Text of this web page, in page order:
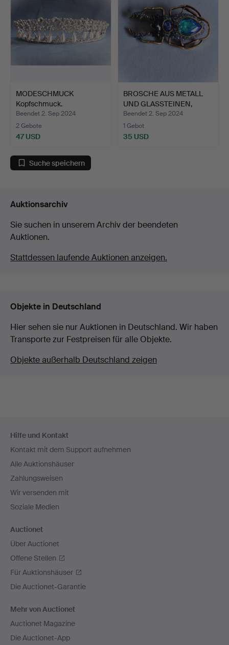
MODESCHMUCK
Kopfschmuck.
Beendet 2. Sep 2024
2 Gebote
47 USD
BROSCHE AUS METALL
UND GLASSTEINEN,
Käfer-…
Beendet 2. Sep 2024
1 Gebot
35 USD
Suche speichern
Auktionsarchiv
Sie suchen in unserem Archiv der beendeten
Auktionen.
Stattdessen laufende Auktionen anzeigen.
Objekte in Deutschland
Hier sehen sie nur Auktionen in Deutschland. Wir haben
Transporte zur Festpreisen für alle Objekte.
Objekte außerhalb Deutschland zeigen
Navigation
Hilfe und Kontakt
Kontakt mit dem Support aufnehmen
Alle Auktionshäuser
Zahlungsweisen
Wir versenden mit
Soziale Medien
Auctionet
Über Auctionet
Offene Stellen
Für Auktionshäuser
Die Auctionet-Garantie
Mehr von Auctionet
Auctionet Magazine
Die Auctionet-App